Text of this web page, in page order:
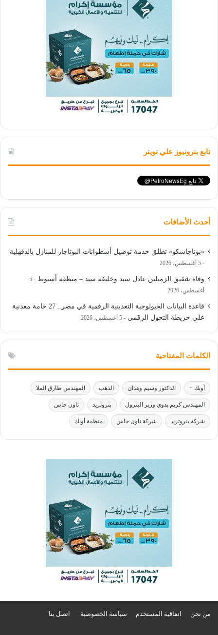
تابع بترونيوز علي تويتر
أحدث الأضافات
«بوتاجاسكو» تطلق خدمة توصيل أسطوانات البوتاجاز للمنازل بالدقهلية
5 أغسطس، 2026
وفاة شقيق الزميلين عادل سيد وخليفة سيد – منطقة أسيوط
5
أغسطس، 2026
قاعدة البيانات الجيولوجية التعدينية الرقمية في مصر.. 27 خامة معدنية
على خريطة التحول الرقمي
5 أغسطس، 2026
الكلمات المفتاحية
أوبك + الدكتور وسيم وهدان الذهب المهندس طارق الملا
المهندس كريم بدوي وزير البترول بتروتريد تاون جاس
شركة بتروتريد شركة تاون جاس منظمة أوبك
من نحن اتفاقية المستخدم سياسة الخصوصية اتصل بنا